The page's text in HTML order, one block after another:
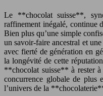
Le **chocolat suisse**,
raffinement inégalé, continue
Bien plus qu’une simple
un savoir-faire ancestral et
avec fierté de génération en
la longévité de cette
**chocolat suisse** à rester
concurrence globale de plus
l’univers de la